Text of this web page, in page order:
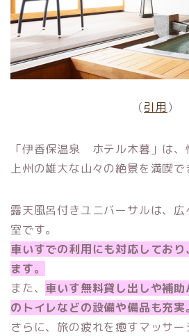
（引用 ）
「伊香保温泉 ホテル木暮」は、
上州の雄大な山々の絶景を満喫で
露天風呂付きユニバーサルは、
室です。
車いすでの利用にも対応してお
ます。
また、 車いす無料貸し出しや補
のトイレなどの設備や備品も充実。
さらに、旅の疲れを癒すマッサ